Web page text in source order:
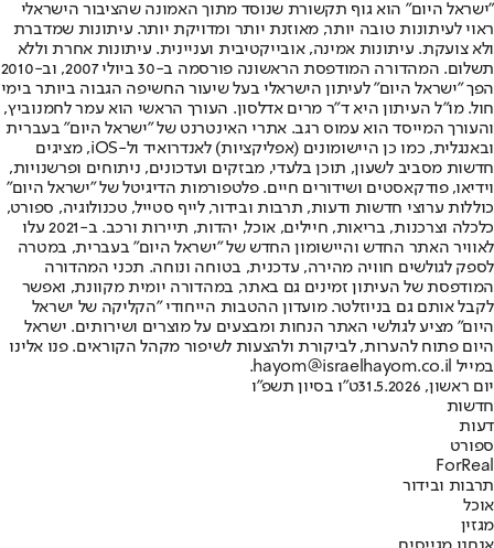
"ישראל היום" הוא גוף תקשורת שנוסד מתוך האמונה שהציבור הישראלי
ראוי לעיתונות טובה יותר, מאוזנת יותר ומדויקת יותר. עיתונות שמדברת
ולא צועקת. עיתונות אמינה, אובייקטיבית ועניינית. עיתונות אחרת וללא
תשלום. המהדורה המודפסת הראשונה פורסמה ב-30 ביולי 2007, וב-2010
הפך "ישראל היום" לעיתון הישראלי בעל שיעור החשיפה הגבוה ביותר בימי
חול. מו"ל העיתון היא ד"ר מרים אדלסון. העורך הראשי הוא עמר לחמנוביץ,
והעורך המייסד הוא עמוס רגב. אתרי האינטרנט של "ישראל היום" בעברית
ובאנגלית, כמו כן היישומונים (אפליקציות) לאנדרואיד ול-iOS, מציגים
חדשות מסביב לשעון, תוכן בלעדי, מבזקים ועדכונים, ניתוחים ופרשנויות,
וידיאו, פודקאסטים ושידורים חיים. פלטפורמות הדיגיטל של "ישראל היום"
כוללות ערוצי חדשות ודעות, תרבות ובידור, לייף סטייל, טכנולוגיה, ספורט,
כלכלה וצרכנות, בריאות, חיילים, אוכל, יהדות, תיירות ורכב. ב-2021 עלו
לאוויר האתר החדש והיישומון החדש של "ישראל היום" בעברית, במטרה
לספק לגולשים חוויה מהירה, עדכנית, בטוחה ונוחה. תכני המהדורה
המודפסת של העיתון זמינים גם באתר, במהדורה יומית מקוונת, ואפשר
לקבל אותם גם בניוזלטר. מועדון ההטבות הייחודי "הקליקה של ישראל
היום" מציע לגולשי האתר הנחות ומבצעים על מוצרים ושירותים. ישראל
היום פתוח להערות, לביקורת ולהצעות לשיפור מקהל הקוראים. פנו אלינו
במייל hayom@israelhayom.co.il.
יום ראשון, 31.5.2026
ט"ו בסיון תשפ"ו
חדשות
דעות
ספורט
ForReal
תרבות ובידור
אוכל
מגזין